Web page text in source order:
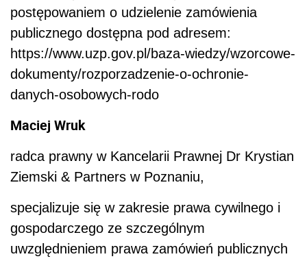
postępowaniem o udzielenie zamówienia
publicznego dostępna pod adresem:
https://www.uzp.gov.pl/baza-wiedzy/wzorcowe-
dokumenty/rozporzadzenie-o-ochronie-
danych-osobowych-rodo
Maciej Wruk
radca prawny w Kancelarii Prawnej Dr Krystian
Ziemski & Partners w Poznaniu,
specjalizuje się w zakresie prawa cywilnego i
gospodarczego ze szczególnym
uwzględnieniem prawa zamówień publicznych